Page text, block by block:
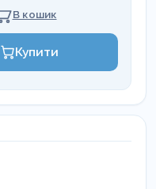
В кошик
Купити